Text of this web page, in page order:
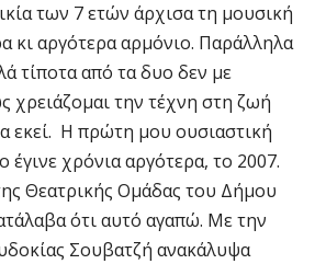
των 7 ετών άρχισα τη μουσική
κι αργότερα αρμόνιο. Παράλληλα
τίποτα από τα δυο δεν με
χρειάζομαι την τέχνη στη ζωή
εκεί. Η πρώτη μου ουσιαστική
έγινε χρόνια αργότερα, το 2007.
Θεατρικής Ομάδας του Δήμου
ότι αυτό αγαπώ. Με την
Σουβατζή ανακάλυψα